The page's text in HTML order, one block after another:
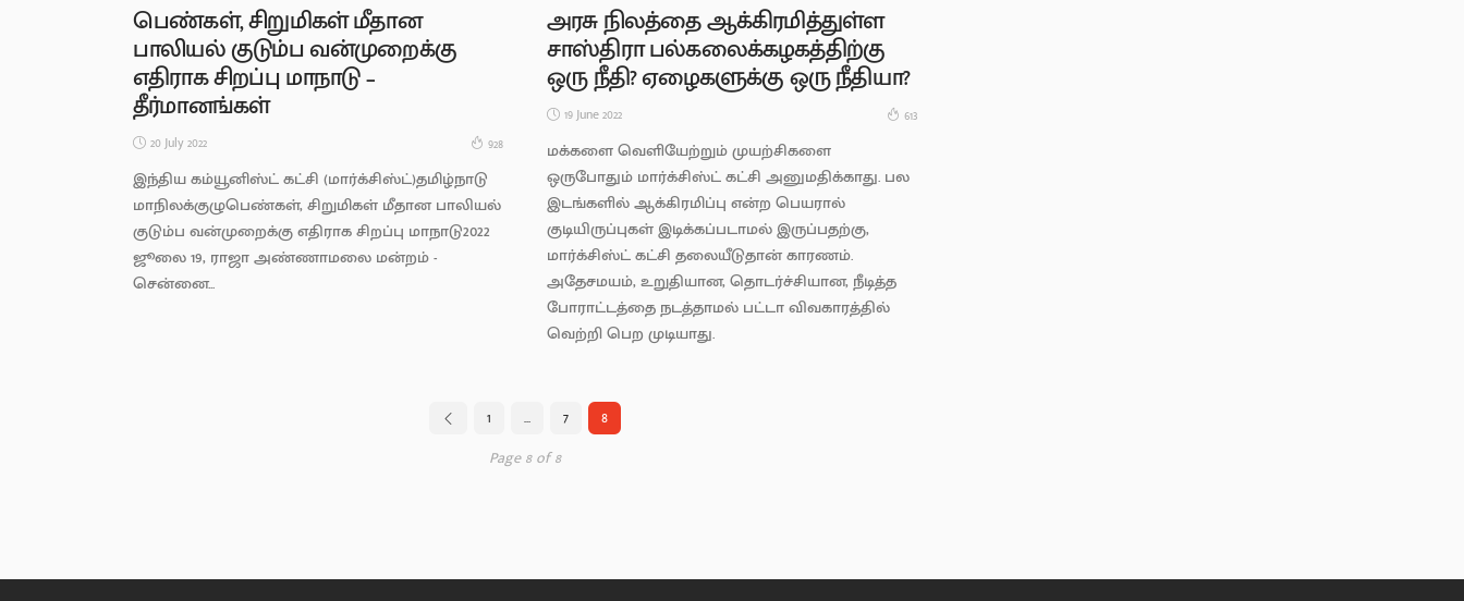
பெண்கள், சிறுமிகள் மீதான
பாலியல் குடும்ப வன்முறைக்கு
எதிராக சிறப்பு மாநாடு –
தீர்மானங்கள்
20 July 2022 928
இந்திய கம்யூனிஸ்ட் கட்சி (மார்க்சிஸ்ட்)தமிழ்நாடு
மாநிலக்குழுபெண்கள், சிறுமிகள் மீதான பாலியல்
குடும்ப வன்முறைக்கு எதிராக சிறப்பு மாநாடு2022
ஜூலை 19, ராஜா அண்ணாமலை மன்றம் -
சென்னை...
அரசு நிலத்தை ஆக்கிரமித்துள்ள
சாஸ்திரா பல்கலைக்கழகத்திற்கு
ஒரு நீதி? ஏழைகளுக்கு ஒரு நீதியா?
19 June 2022 613
மக்களை வெளியேற்றும் முயற்சிகளை
ஒருபோதும் மார்க்சிஸ்ட் கட்சி அனுமதிக்காது. பல
இடங்களில் ஆக்கிரமிப்பு என்ற பெயரால்
குடியிருப்புகள் இடிக்கப்படாமல் இருப்பதற்கு,
மார்க்சிஸ்ட் கட்சி தலையீடுதான் காரணம்.
அதேசமயம், உறுதியான, தொடர்ச்சியான, நீடித்த
போராட்டத்தை நடத்தாமல் பட்டா விவகாரத்தில்
வெற்றி பெற முடியாது.
1 … 7
8
Page 8 of 8